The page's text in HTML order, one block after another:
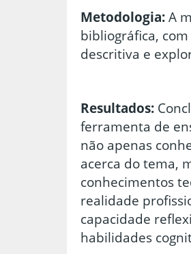
Metodologia:A
bibliográfica,
descritiva e
Resultados:
ferramenta de
não apenas
acerca do tema,
conhecimentos
realidade
capacidade
habilidades